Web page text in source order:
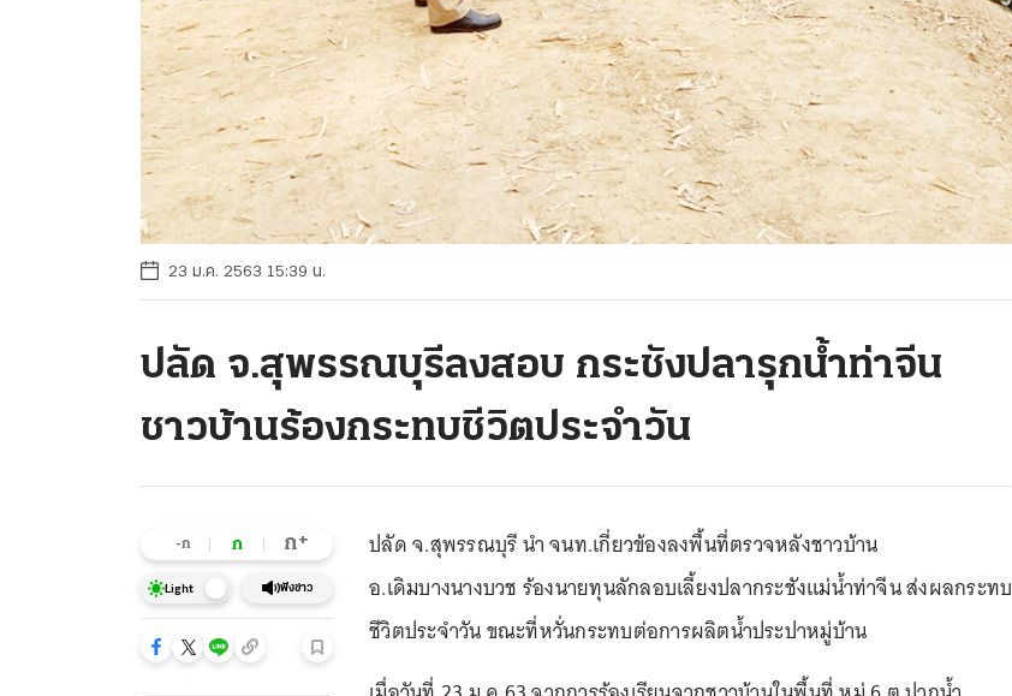
23 ม.ค. 2563 15:39 น.
ปลัด จ.สุพรรณบุรีลงสอบ กระชังปลารุกน้ำท่าจีน
ชาวบ้านร้องกระทบชีวิตประจำวัน
-ก ก ก+
Light ฟังข่าว
ปลัด จ.สุพรรณบุรี นำ จนท.เกี่ยวข้องลงพื้นที่ตรวจหลังชาวบ้าน
อ.เดิมบางนางบวช ร้องนายทุนลักลอบเลี้ยงปลากระชังแม่น้ำท่าจีน ส่งผลกระทบ
ชีวิตประจำวัน ขณะที่หวั่นกระทบต่อการผลิตน้ำประปาหมู่บ้าน